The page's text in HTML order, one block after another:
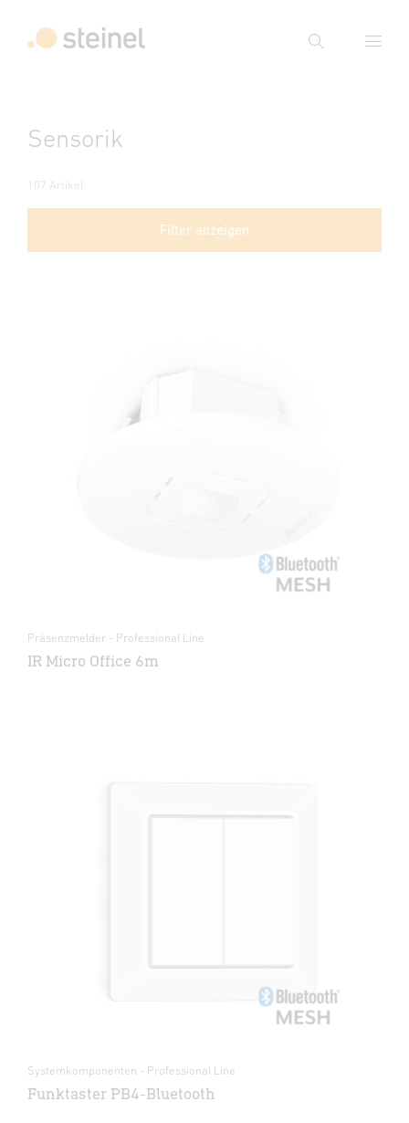
Suche
Suche
Sensorik
107 Artikel
Filter anzeigen
Präsenzmelder - Professional Line
IR Micro Office 6m
Systemkomponenten - Professional Line
Funktaster PB4-Bluetooth